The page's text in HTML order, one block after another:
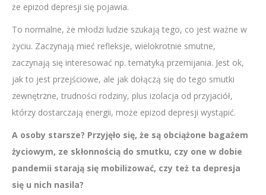
że epizod depresji się pojawia.
To normalne, że młodzi ludzie szukają tego, co jest ważne w
życiu. Zaczynają mieć refleksje, wielokrotnie smutne,
zaczynają się interesować np. tematyką przemijania. Jest ok,
jak to jest przejściowe, ale jak dołączą się do tego smutki
zewnętrzne, trudności rodziny, plus izolacja od przyjaciół,
którzy dostarczają energii, może epizod depresji wystąpić.
A osoby starsze? Przyjęło się, że są obciążone bagażem
życiowym, ze skłonnością do smutku, czy one w dobie
pandemii starają się mobilizować, czy też ta depresja
się u nich nasila?